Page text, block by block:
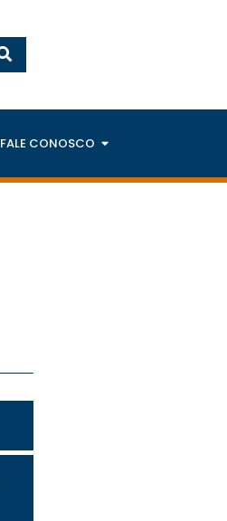
FALE CONOSCO